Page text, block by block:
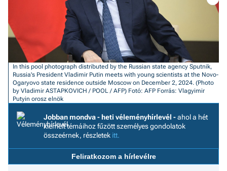
In this pool photograph distributed by the Russian state agency Sputnik,
Russia's President Vladimir Putin meets with young scientists at the Novo-
Ogaryovo state residence outside Moscow on December 2, 2024. (Photo
by Vladimir ASTAPKOVICH / POOL / AFP) Fotó: AFP Forrás: Vlagyimir
Putyin orosz elnök
Jobban mondva - heti véleményhírlevél -ahol a hét
kiemelt témáihoz fűzött személyes gondolatok
összeérnek, részletek itt.
Feliratkozom a hírlevélre